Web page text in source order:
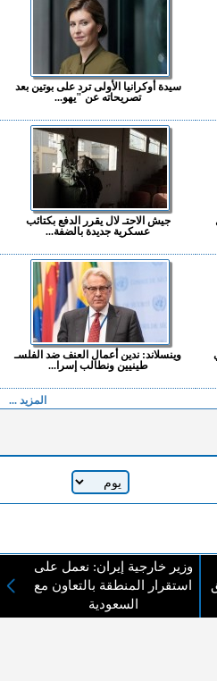
سيدة أوكرانيا الأولى ترد على بوتين بعد
تصريحاته عن "يهو...
جيش الاحتـ لال يقرر الدفع بكتائب
عسكرية جديدة بالضفة...
وينسلاند: ندين أعمال العنف ضد الفلسـ
طينيين ونطالب إسرا...
المزيد ...
وزير خارجية إيران: نعمل على
استقرار المنطقة بالتعاون مع
السعودية
المصدر ( المدينة نيوز ) - الآراء والتعليقات
عن رأي أصحابها فقط